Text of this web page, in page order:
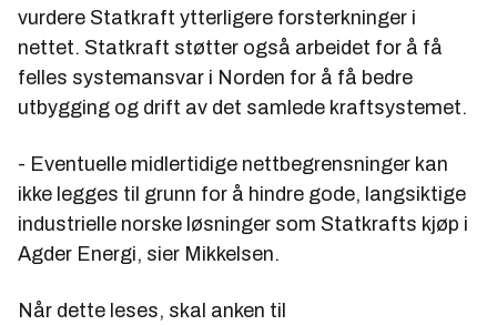
vurdere Statkraft ytterligere forsterkninger i
nettet. Statkraft støtter også arbeidet for å få
felles systemansvar i Norden for å få bedre
utbygging og drift av det samlede kraftsystemet.
- Eventuelle midlertidige nettbegrensninger kan
ikke legges til grunn for å hindre gode, langsiktige
industrielle norske løsninger som Statkrafts kjøp i
Agder Energi, sier Mikkelsen.
Når dette leses, skal anken til